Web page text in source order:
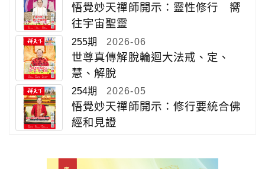
悟覺妙天禪師開示：靈性修行 嚮
往宇宙聖靈
255期 2026-06
世尊真傳解脫輪迴大法戒、定、
慧、解脫
254期 2026-05
悟覺妙天禪師開示：修行要統合佛
經和見證